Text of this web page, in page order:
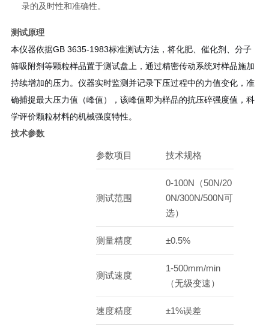
录的及时性和准确性。
测试原理
本仪器依据GB 3635-1983标准测试方法，将化肥、催化剂、分子
筛吸附剂等颗粒样品置于测试盘上，通过精密传动系统对样品施加
持续增加的压力。仪器实时监测并记录下压过程中的力值变化，准
确捕捉最大压力值（峰值），该峰值即为样品的抗压碎强度值，科
学评价颗粒材料的机械强度特性。
技术参数
参数项目 技术规格
测试范围
0-100N（50N/20
0N/300N/500N可
选）
测量精度 ±0.5%
测试速度
1-500mm/min
（无级变速）
速度精度 ±1%误差